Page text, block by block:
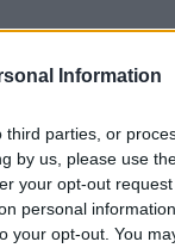
Information
parties, or
by us, please use
your opt-out
personal
your opt-out. You
prometu
mjestu.